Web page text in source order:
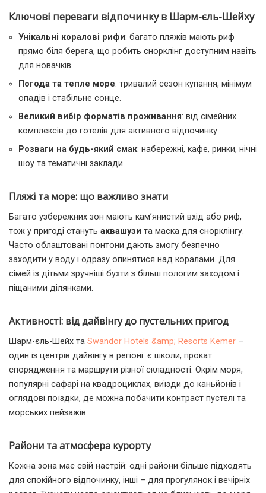
Ключові переваги відпочинку в Шарм-єль-Шейху
Унікальні коралові рифи: багато пляжів мають риф
прямо біля берега, що робить снорклінг доступним навіть
для новачків.
Погода та тепле море: тривалий сезон купання, мінімум
опадів і стабільне сонце.
Великий вибір форматів проживання: від сімейних
комплексів до готелів для активного відпочинку.
Розваги на будь-який смак: набережні, кафе, ринки, нічні
шоу та тематичні заклади.
Пляжі та море: що важливо знати
Багато узбережних зон мають кам’янистий вхід або риф,
тож у пригоді стануть аквашузи та маска для снорклінгу.
Часто облаштовані понтони дають змогу безпечно
заходити у воду і одразу опинятися над коралами. Для
сімей із дітьми зручніші бухти з більш пологим заходом і
піщаними ділянками.
Активності: від дайвінгу до пустельних пригод
Шарм-єль-Шейх та Swandor Hotels &amp; Resorts Kemer –
один із центрів дайвінгу в регіоні: є школи, прокат
спорядження та маршрути різної складності. Окрім моря,
популярні сафарі на квадроциклах, виїзди до каньйонів і
оглядові поїздки, де можна побачити контраст пустелі та
морських пейзажів.
Райони та атмосфера курорту
Кожна зона має свій настрій: одні райони більше підходять
для спокійного відпочинку, інші – для прогулянок і вечірніх